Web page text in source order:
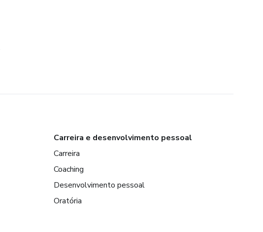
Carreira e desenvolvimento pessoal
Carreira
Coaching
Desenvolvimento pessoal
Oratória